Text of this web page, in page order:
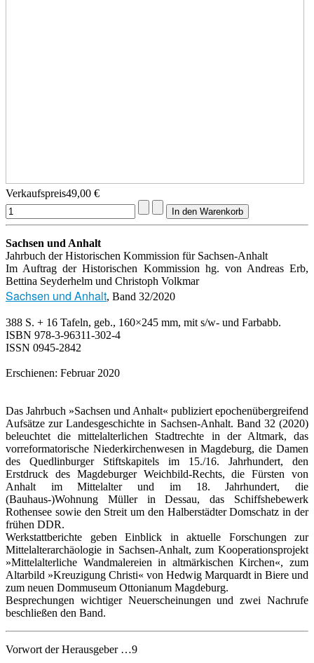
Verkaufspreis49,00 €
Sachsen und Anhalt
Jahrbuch der Historischen Kommission für Sachsen-Anhalt
Im Auftrag der Historischen Kommission hg. von Andreas Erb,
Bettina Seyderhelm und Christoph Volkmar
Sachsen und Anhalt, Band 32/2020
388 S. + 16 Tafeln, geb., 160×245 mm, mit s/w- und Farbabb.
ISBN 978-3-96311-302-4
ISSN 0945-2842
Erschienen: Februar 2020
Das Jahrbuch »Sachsen und Anhalt« publiziert epochenübergreifend
Aufsätze zur Landesgeschichte in Sachsen-Anhalt. Band 32 (2020)
beleuchtet die mittelalterlichen Stadtrechte in der Altmark, das
vorreformatorische Niederkirchenwesen in Magdeburg, die Damen
des Quedlinburger Stiftskapitels im 15./16. Jahrhundert, den
Erstdruck des Magdeburger Weichbild-Rechts, die Fürsten von
Anhalt im Mittelalter und im 18. Jahrhundert, die
(Bauhaus-)Wohnung Müller in Dessau, das Schiffshebewerk
Rothensee sowie den Streit um den Halberstädter Domschatz in der
frühen DDR.
Werkstattberichte geben Einblick in aktuelle Forschungen zur
Mittelalterarchäologie in Sachsen-Anhalt, zum Kooperationsprojekt
»Mittelalterliche Wandmalereien in altmärkischen Kirchen«, zum
Altarbild »Kreuzigung Christi« von Hedwig Marquardt in Biere und
zum neuen Dommuseum Ottonianum Magdeburg.
Besprechungen wichtiger Neuerscheinungen und zwei Nachrufe
beschließen den Band.
Vorwort der Herausgeber …9